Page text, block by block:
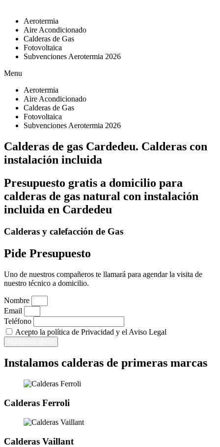
Aerotermia
Aire Acondicionado
Calderas de Gas
Fotovoltaica
Subvenciones Aerotermia 2026
Menu
Aerotermia
Aire Acondicionado
Calderas de Gas
Fotovoltaica
Subvenciones Aerotermia 2026
Calderas de gas Cardedeu. Calderas con
instalación incluida
Presupuesto gratis a domicilio para
calderas de gas natural con instalación
incluida en Cardedeu
Calderas y calefacción de Gas
Pide Presupuesto
Uno de nuestros compañeros te llamará para agendar la visita de
nuestro técnico a domicilio.
Nombre
Email
Teléfono
Acepto la política de Privacidad y el Aviso Legal
Instalamos calderas de primeras marcas
Calderas Ferroli
Calderas Vaillant